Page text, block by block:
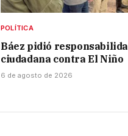
POLÍTICA
Báez pidió
ciudadana contra El Niño
6 de agosto de 2026